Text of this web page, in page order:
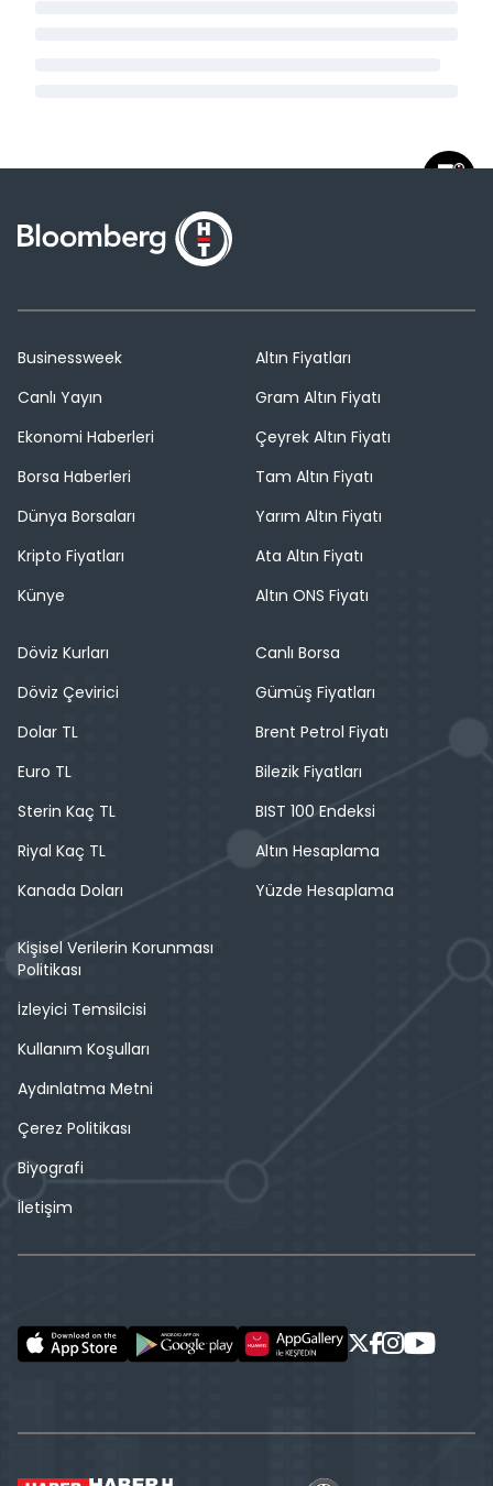
Businessweek
Canlı Yayın
Ekonomi Haberleri
Borsa Haberleri
Dünya Borsaları
Kripto Fiyatları
Künye
Altın Fiyatları
Gram Altın Fiyatı
Çeyrek Altın Fiyatı
Tam Altın Fiyatı
Yarım Altın Fiyatı
Ata Altın Fiyatı
Altın ONS Fiyatı
Döviz Kurları
Döviz Çevirici
Dolar TL
Euro TL
Sterin Kaç TL
Riyal Kaç TL
Kanada Doları
Canlı Borsa
Gümüş Fiyatları
Brent Petrol Fiyatı
Bilezik Fiyatları
BIST 100 Endeksi
Altın Hesaplama
Yüzde Hesaplama
Kişisel Verilerin Korunması
Politikası
İzleyici Temsilcisi
Kullanım Koşulları
Aydınlatma Metni
Çerez Politikası
Biyografi
İletişim